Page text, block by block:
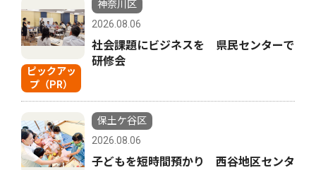
ピックアッ
プ（PR）
神奈川区
2026.08.06
社会課題にビジネスを 県民センターで
研修会
保土ケ谷区
2026.08.06
子どもを短時間預かり 西谷地区センタ